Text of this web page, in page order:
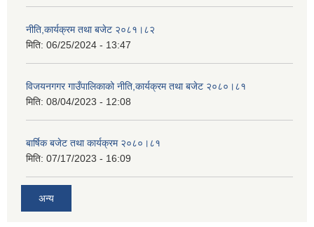
नीति,कार्यक्रम तथा बजेट २०८१।८२
मिति: 06/25/2024 - 13:47
विजयनगगर गाउँपालिकाको नीति,कार्यक्रम तथा बजेट २०८०।८१
मिति: 08/04/2023 - 12:08
बार्षिक बजेट तथा कार्यक्रम २०८०।८१
मिति: 07/17/2023 - 16:09
अन्य